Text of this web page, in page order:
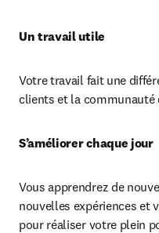
Un travail utile
Votre travail fait une
clients et la communauté
S’améliorer chaque jour
Vous apprendrez de
nouvelles expériences et
pour réaliser votre plein